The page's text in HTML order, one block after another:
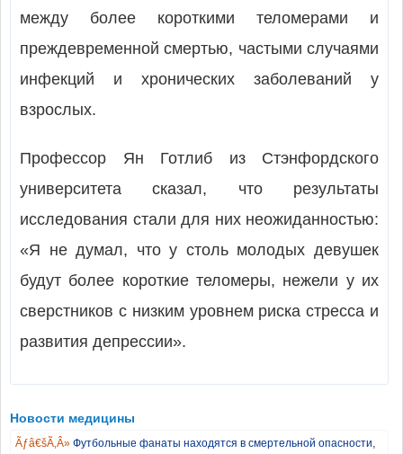
между более короткими теломерами и
преждевременной смертью, частыми случаями
инфекций и хронических заболеваний у
взрослых.
Профессор Ян Готлиб из Стэнфордского
университета сказал, что результаты
исследования стали для них неожиданностью:
«Я не думал, что у столь молодых девушек
будут более короткие теломеры, нежели у их
сверстников с низким уровнем риска стресса и
развития депрессии».
Новости медицины
Футбольные фанаты находятся в смертельной опасности,